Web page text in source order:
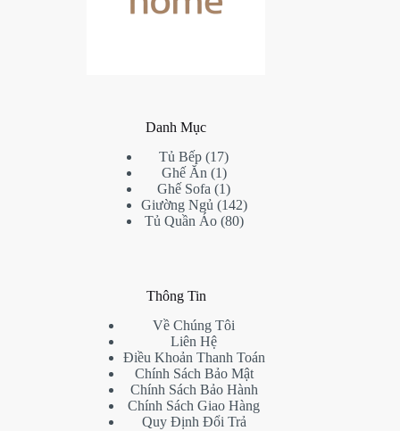
Danh Mục
Tủ Bếp 1717
products
Ghế Ăn 11
product
Ghế Sofa 11
product
Giường Ngủ 142142
products
Tủ Quần Áo 8080
Thông Tin
Về Chúng Tôi
Liên Hệ
Điều Khoản Thanh Toán
Chính Sách Bảo Mật
Chính Sách Bảo Hành
Chính Sách Giao Hàng
Quy Định Đổi Trả